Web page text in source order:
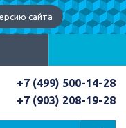
сайта
+7 (499) 500-14-28
+7 (903) 208-19-28